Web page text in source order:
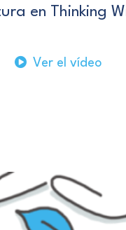
en Thinking
Ver el vídeo